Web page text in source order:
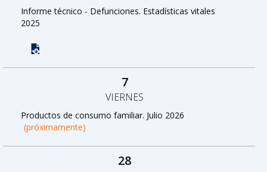
Informe técnico - Defunciones. Estadísticas vitales
2025
7
VIERNES
Productos de consumo familiar. Julio 2026
(próximamente)
28